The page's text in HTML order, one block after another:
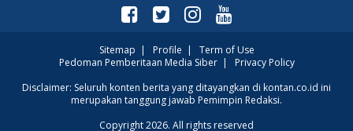
Sitemap | Profile | Term of Use
Pedoman Pemberitaan Media Siber| Privacy Policy
Disclaimer: Seluruh konten berita yang ditayangkan di kontan.co.id ini
merupakan tanggung jawab Pemimpin Redaksi.
Copyright 2026. All rights reserved